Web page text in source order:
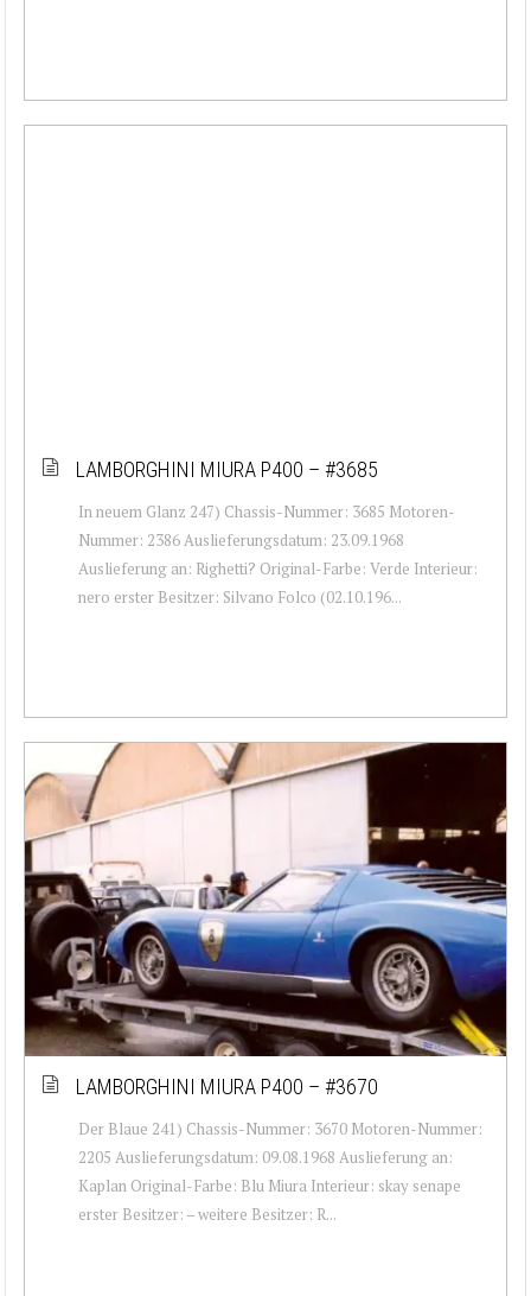
LAMBORGHINI MIURA P400 – #3685
In neuem Glanz 247) Chassis-Nummer: 3685 Motoren-
Nummer: 2386 Auslieferungsdatum: 23.09.1968
Auslieferung an: Righetti? Original-Farbe: Verde Interieur:
nero erster Besitzer: Silvano Folco (02.10.196...
LAMBORGHINI MIURA P400 – #3670
Der Blaue 241) Chassis-Nummer: 3670 Motoren-Nummer:
2205 Auslieferungsdatum: 09.08.1968 Auslieferung an:
Kaplan Original-Farbe: Blu Miura Interieur: skay senape
erster Besitzer: – weitere Besitzer: R...